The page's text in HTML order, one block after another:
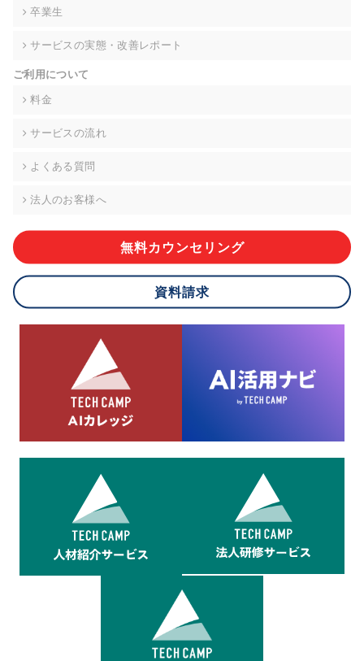
て、下記の当社問合わせ窓口に申し出ることができます。その
的な期間内に対応いたします。ただし、申請が本人確認が不可
により、ご希望に添えない場合があります。 なお、アクセスロ
グなどの個人情報以外の情報については、原則として開示等は
株式会社div 個人情報問合せ窓口
メールアドレス:privacy_policy@di-v.co.jp
ご本人様が当社に個人情報を提供されるかどうかは任意による
応ができない場合があります。
8.cookieにより取得・分析した情報とその利用について
当社は第三者が運営するデータ・マネジメント・プラットフォ
ームからcookieにより収集されたウェブの閲覧機歴及びその分
析結果を取得し、これをお客様の個人データと結びつけた上
で、広告配信等の目的で利用いたします。
卒業生
サービスの実態・改善レポート
ご利用について
料金
サービスの流れ
よくある質問
法人のお客様へ
無料カウンセリング
資料請求